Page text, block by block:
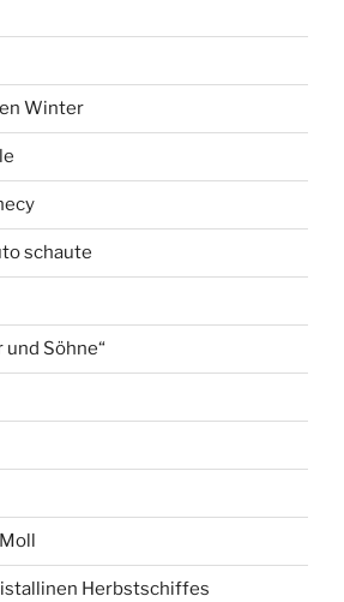
Winter
schaute
Söhne“
Herbstschiffes